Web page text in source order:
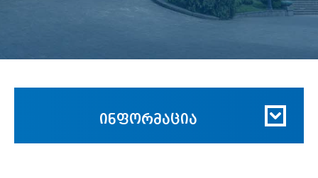
ინფორმაცია